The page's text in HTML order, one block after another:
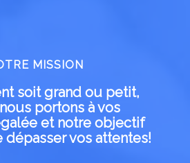
MISSION
soit grand ou petit,
portons à vos
et notre objectif
vos attentes!